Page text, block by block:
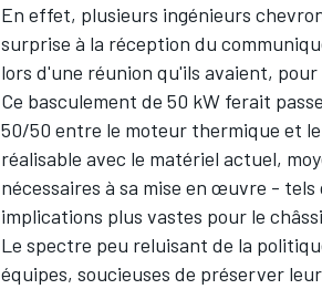
En effet, plusieurs ingénieurs
surprise à la réception du
lors d'une réunion qu'ils avaient,
Ce basculement de 50 kW ferait
50/50 entre le moteur thermique et
réalisable avec le matériel actuel,
nécessaires à sa mise en œuvre -
implications plus vastes pour le
Le spectre peu reluisant de la
équipes, soucieuses de préserver